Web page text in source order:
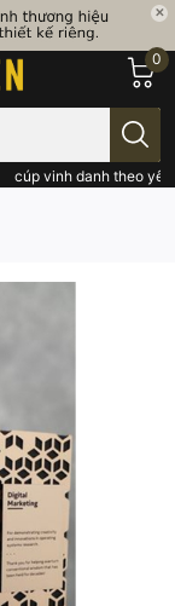
cúp vinh danh theo
0